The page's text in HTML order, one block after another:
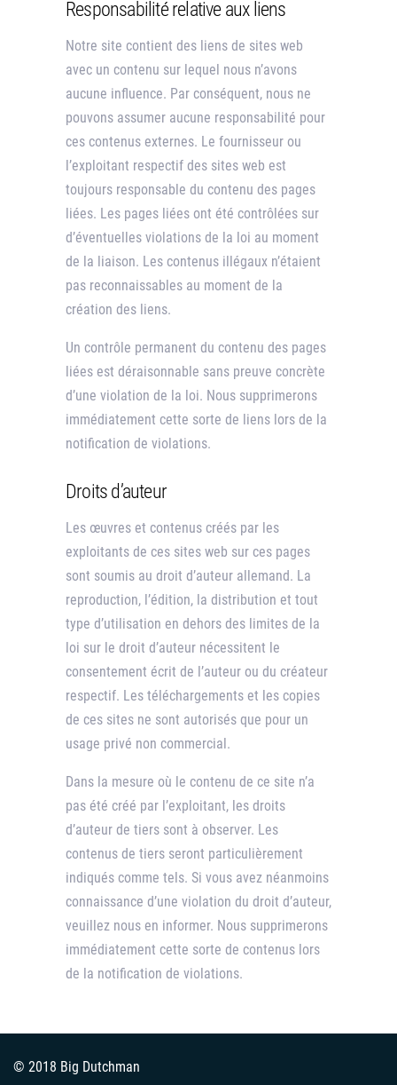
Responsabilité relative aux liens
Notre site contient des liens de sites web
avec un contenu sur lequel nous n’avons
aucune influence. Par conséquent, nous ne
pouvons assumer aucune responsabilité pour
ces contenus externes. Le fournisseur ou
l’exploitant respectif des sites web est
toujours responsable du contenu des pages
liées. Les pages liées ont été contrôlées sur
d’éventuelles violations de la loi au moment
de la liaison. Les contenus illégaux n’étaient
pas reconnaissables au moment de la
création des liens.
Un contrôle permanent du contenu des pages
liées est déraisonnable sans preuve concrète
d’une violation de la loi. Nous supprimerons
immédiatement cette sorte de liens lors de la
notification de violations.
Droits d’auteur
Les œuvres et contenus créés par les
exploitants de ces sites web sur ces pages
sont soumis au droit d’auteur allemand. La
reproduction, l’édition, la distribution et tout
type d’utilisation en dehors des limites de la
loi sur le droit d’auteur nécessitent le
consentement écrit de l’auteur ou du créateur
respectif. Les téléchargements et les copies
de ces sites ne sont autorisés que pour un
usage privé non commercial.
Dans la mesure où le contenu de ce site n’a
pas été créé par l’exploitant, les droits
d’auteur de tiers sont à observer. Les
contenus de tiers seront particulièrement
indiqués comme tels. Si vous avez néanmoins
connaissance d’une violation du droit d’auteur,
veuillez nous en informer. Nous supprimerons
immédiatement cette sorte de contenus lors
de la notification de violations.
© 2018 Big Dutchman